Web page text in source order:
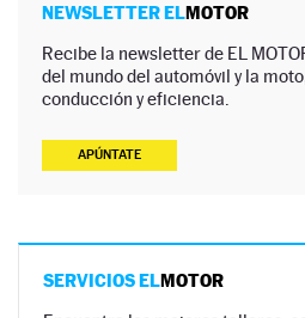
NEWSLETTER ELMOTOR
Recibe la newsletter de EL
del mundo del automóvil y la
conducción y eficiencia.
APÚNTATE
SERVICIOS ELMOTOR